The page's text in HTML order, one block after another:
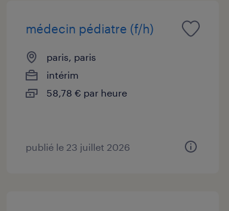
médecin pédiatre (f/h)
paris, paris
intérim
58,78 € par heure
publié le 23 juillet 2026